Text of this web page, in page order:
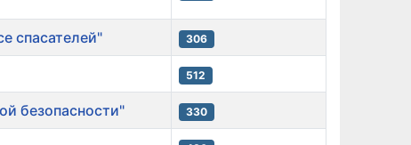
спасателей" 306
512
безопасности" 330